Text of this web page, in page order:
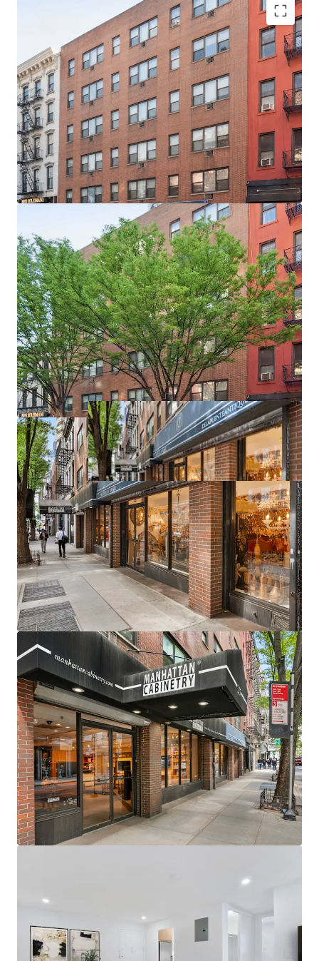
100% Free Market Converted from commercial use
in the 1980’s
World Class location steps from Bloomingdales
Flagship store & HQ
Elevator building 25 apartments & 2 commercial
spaces
83% of Assessed Value is allocated to
improvements
10 studios & 15 two bedroom apartments ideal for
the tenant demographic
74% of the income from residential & 26% from
the retail
Exempt from Local law 11
Proximity to the 4 5 6 N R W trains